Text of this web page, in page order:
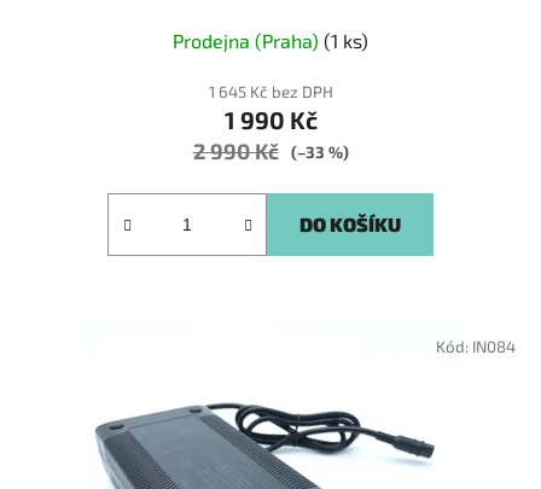
Prodejna (Praha) (1 ks)
1 645 Kč bez DPH
1 990 Kč
2 990 Kč (–33 %)
DO KOŠÍKU
Kód: IN084